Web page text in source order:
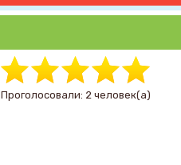
Проголосовали: 2 человек(а)